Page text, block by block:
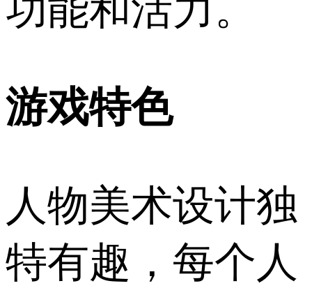
功能和活力。
游戏特色
人物美术设计独
特有趣，每个人